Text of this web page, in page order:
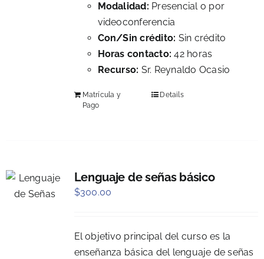
Modalidad: Presencial o por
videoconferencia
Con/Sin crédito: Sin crédito
Horas contacto: 42 horas
Recurso: Sr. Reynaldo Ocasio
Matrícula y
Pago
Details
Lenguaje de señas básico
$300.00
El objetivo principal del curso es la
enseñanza básica del lenguaje de señas